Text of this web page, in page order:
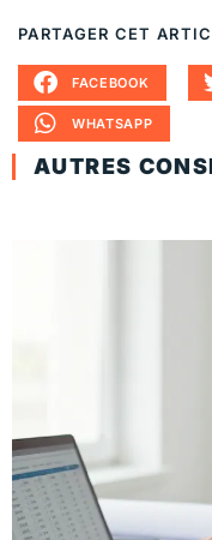
PARTAGER CET
FACEBOOK
WHATSAPP
AUTRES